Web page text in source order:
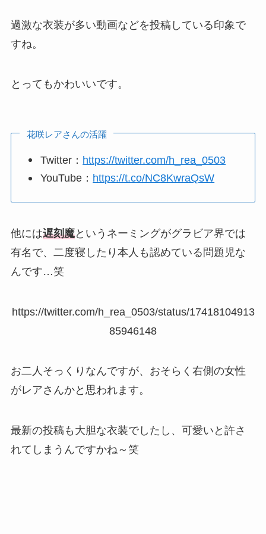
過激な衣装が多い動画などを投稿している印象で
すね。
とってもかわいいです。
花咲レアさんの活躍
Twitter： https://twitter.com/h_rea_0503
YouTube： https://t.co/NC8KwraQsW
他には遅刻魔というネーミングがグラビア界では
有名で、二度寝したり本人も認めている問題児な
んです…笑
https://twitter.com/h_rea_0503/status/17418104913
85946148
お二人そっくりなんですが、おそらく右側の女性
がレアさんかと思われます。
最新の投稿も大胆な衣装でしたし、可愛いと許さ
れてしまうんですかね～笑